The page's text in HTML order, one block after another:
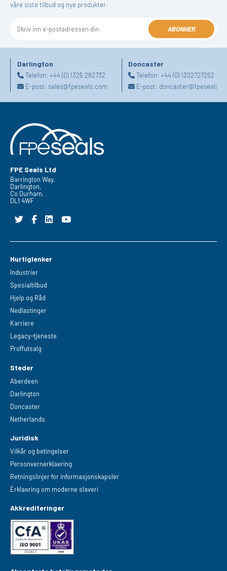
våre siste tilbud og nye produkter.
ABONNER
Darlington
Telefon: +44 (0) 1325 282732
E-post: sales@fpeseals.com
Doncaster
Telefon:+44 (0) 1302727252
E-post:
FPE Seals Ltd
Barrington Way,
Darlington,
Co Durham,
DL1 4WF
Hurtiglenker
Industrier
Spesialtilbud
Hjelp og Råd
Nedlastinger
Karriere
Legacy-tjeneste
Proffutsalg
Steder
Aberdeen
Darlington
Doncaster
Netherlands
Juridisk
Vilkår og betingelser
Personvernerklaering
Retningslinjer for informasjonskapsler
Erklaering om moderne slaveri
Akkrediteringer